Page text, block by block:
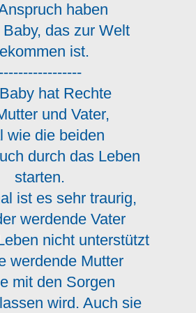
haben
das zur Welt
ist.
-----------------
hat Rechte
und Vater,
wie die beiden
durch das Leben
starten.
ist es sehr traurig,
werdende Vater
nicht unterstützt
werdende Mutter
mit den Sorgen
wird. Auch sie